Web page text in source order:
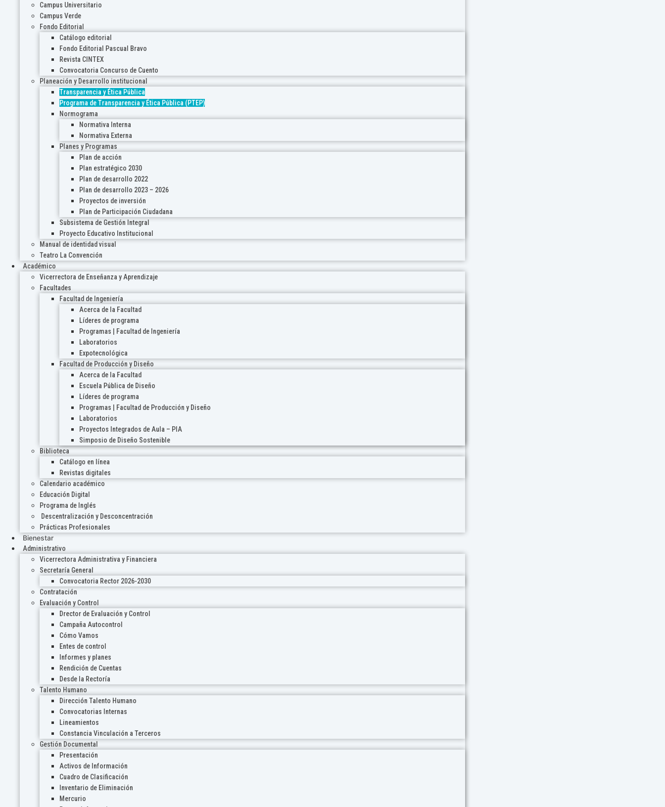
Campus Universitario
Campus Verde
Fondo Editorial
Catálogo editorial
Fondo Editorial Pascual Bravo
Revista CINTEX
Convocatoria Concurso de Cuento
Planeación y Desarrollo institucional
Transparencia y Ética Pública
Programa de Transparencia y Ética Pública (PTEP)
Normograma
Normativa Interna
Normativa Externa
Planes y Programas
Plan de acción
Plan estratégico 2030
Plan de desarrollo 2022
Plan de desarrollo 2023 – 2026
Proyectos de inversión
Plan de Participación Ciudadana
Subsistema de Gestión Integral
Proyecto Educativo Institucional
Manual de identidad visual
Teatro La Convención
Académico
Vicerrectora de Enseñanza y Aprendizaje
Facultades
Facultad de Ingeniería
Acerca de la Facultad
Líderes de programa
Programas | Facultad de Ingeniería
Laboratorios
Expotecnológica
Facultad de Producción y Diseño
Acerca de la Facultad
Escuela Pública de Diseño
Líderes de programa
Programas | Facultad de Producción y Diseño
Laboratorios
Proyectos Integrados de Aula – PIA
Simposio de Diseño Sostenible
Biblioteca
Catálogo en línea
Revistas digitales
Calendario académico
Educación Digital
Programa de Inglés
Descentralización y Desconcentración
Prácticas Profesionales
Bienestar
Administrativo
Vicerrectora Administrativa y Financiera
Secretaría General
Convocatoria Rector 2026-2030
Contratación
Evaluación y Control
Drector de Evaluación y Control
Campaña Autocontrol
Cómo Vamos
Entes de control
Informes y planes
Rendición de Cuentas
Desde la Rectoría
Talento Humano
Dirección Talento Humano
Convocatorias Internas
Lineamientos
Constancia Vinculación a Terceros
Gestión Documental
Presentación
Activos de Información
Cuadro de Clasificación
Inventario de Eliminación
Mercurio